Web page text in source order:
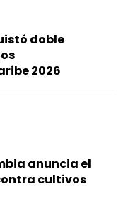
doble
2026
anuncia el
cultivos